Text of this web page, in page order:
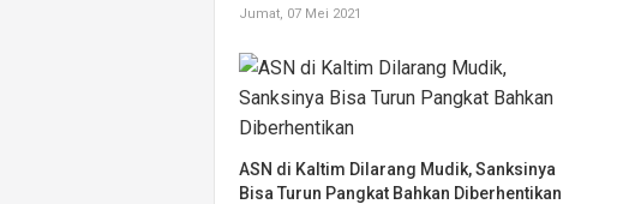
Jumat, 07 Mei 2021
ASN di Kaltim Dilarang Mudik, Sanksinya
Bisa Turun Pangkat Bahkan Diberhentikan